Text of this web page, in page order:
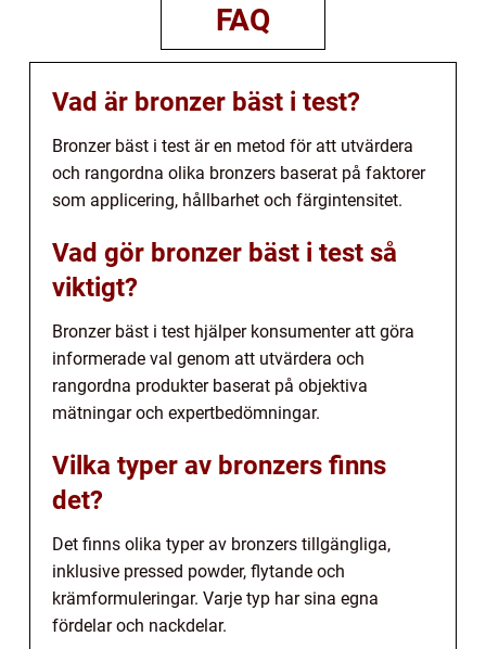
FAQ
Vad är bronzer bäst i test?
Bronzer bäst i test är en metod för att utvärdera
och rangordna olika bronzers baserat på faktorer
som applicering, hållbarhet och färgintensitet.
Vad gör bronzer bäst i test så
viktigt?
Bronzer bäst i test hjälper konsumenter att göra
informerade val genom att utvärdera och
rangordna produkter baserat på objektiva
mätningar och expertbedömningar.
Vilka typer av bronzers finns
det?
Det finns olika typer av bronzers tillgängliga,
inklusive pressed powder, flytande och
krämformuleringar. Varje typ har sina egna
fördelar och nackdelar.